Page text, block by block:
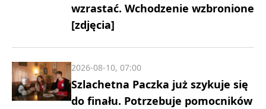
wzrastać. Wchodzenie wzbronione
[zdjęcia]
Szlachetna Paczka już szykuje się
do finału. Potrzebuje pomocników
2026-08-10, 07:00